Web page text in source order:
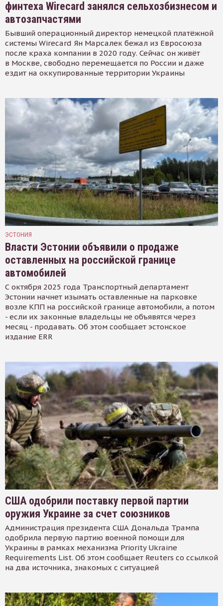
финтеха Wirecard занялся сельхозбизнесом и
автозапчастями
Бывший операционный директор немецкой платёжной
системы Wirecard Ян Марсалек бежал из Евросоюза
после краха компании в 2020 году. Сейчас он живёт
в Москве, свободно перемещается по России и даже
ездит на оккупированные территории Украины
ЭСТОНИЯ
Власти Эстонии объявили о продаже
оставленных на российской границе
автомобилей
С октября 2025 года Транспортный департамент
Эстонии начнет изымать оставленные на парковке
возле КПП на российской границе автомобили, а потом
- если их законные владельцы не объявятся через
месяц - продавать. Об этом сообщает эстонское
издание ERR
США одобрили поставку первой партии
оружия Украине за счет союзников
Администрация президента США Дональда Трампа
одобрила первую партию военной помощи для
Украины в рамках механизма Priority Ukraine
Requirements List. Об этом сообщает Reuters со ссылкой
на два источника, знакомых с ситуацией